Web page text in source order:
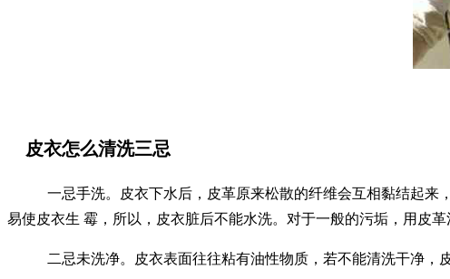
皮衣怎么清洗三忌
一忌手洗。皮衣下水后，皮革原来松散的纤维会互相黏结起来，
易使皮衣生 霉，所以，皮衣脏后不能水洗。对于一般的污垢，用皮革
二忌未洗净。皮衣表面往往粘有油性物质，若不能清洗干净，